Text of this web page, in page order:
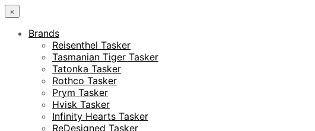
×
Brands
Reisenthel Tasker
Tasmanian Tiger Tasker
Tatonka Tasker
Rothco Tasker
Prym Tasker
Hvisk Tasker
Infinity Hearts Tasker
ReDesigned Tasker